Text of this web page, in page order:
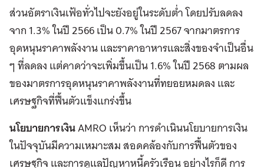
ส่วนอัตราเงินเฟ้อทั่วไปจะยังอยู่ในระดับต่ำ โดยปรับลดลง
จาก 1.3% ในปี 2566 เป็น 0.7% ในปี 2567 จากมาตรการ
อุดหนุนราคาพลังงาน และราคาอาหารและสิ่งของจำเป็นอื่น
ๆ ที่ลดลง แต่คาดว่าจะเพิ่มขึ้นเป็น 1.6% ในปี 2568 ตามผล
ของมาตรการอุดหนุนราคาพลังงานที่ทยอยหมดลง และ
เศรษฐกิจที่ฟื้นตัวแข็งแกร่งขึ้น
นโยบายการเงินAMRO เห็นว่า การดำเนินนโยบายการเงิน
ในปัจจุบันมีความเหมาะสม สอดคล้องกับการฟื้นตัวของ
เศรษฐกิจ และการดูแลปัญหาหนี้ครัวเรือน อย่างไรก็ดี การ